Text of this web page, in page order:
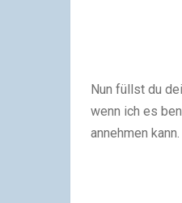
Nun füllst du
wenn ich es
annehmen kann.